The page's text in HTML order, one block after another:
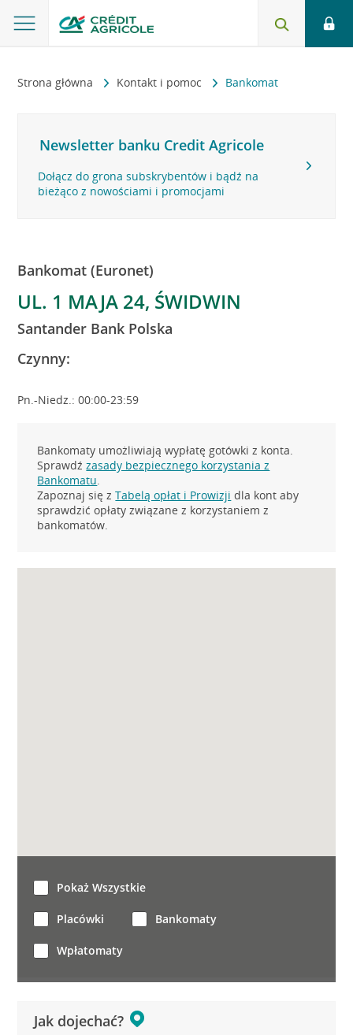
Strona główna Kontakt i pomoc Bankomat
Newsletter banku Credit Agricole
Dołącz do grona subskrybentów i bądź na
bieżąco z nowościami i promocjami
Bankomat (Euronet)
UL. 1 MAJA 24, ŚWIDWIN
Santander Bank Polska
Czynny:
Pn.-Niedz.: 00:00-23:59
Bankomaty umożliwiają wypłatę gotówki z konta.
Sprawdźzasady bezpiecznego korzystania z
Bankomatu.
Zapoznaj się zTabelą opłat i Prowizji dla kont aby
sprawdzić opłaty związane z korzystaniem z
bankomatów.
Jak dojechać?
Pokaż Wszystkie
Placówki Bankomaty
Wpłatomaty